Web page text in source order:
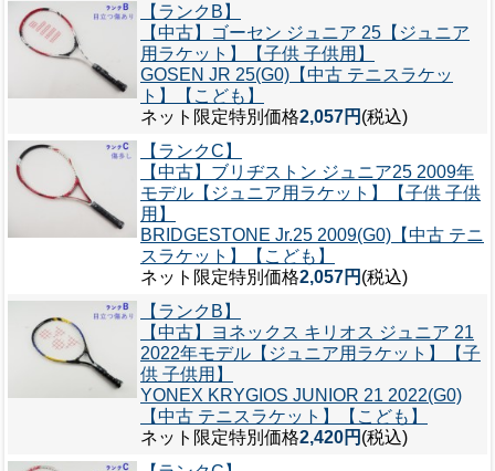
【ランクB】
【中古】ゴーセン ジュニア 25【ジュニア
用ラケット】【子供 子供用】
GOSEN JR 25(G0)【中古 テニスラケッ
ト】【こども】
ネット限定特別価格2,057円 (税込)
【ランクC】
【中古】ブリヂストン ジュニア25 2009年
モデル【ジュニア用ラケット】【子供 子供
用】
BRIDGESTONE Jr.25 2009(G0)【中古 テニ
スラケット】【こども】
ネット限定特別価格2,057円 (税込)
【ランクB】
【中古】ヨネックス キリオス ジュニア 21
2022年モデル【ジュニア用ラケット】【子
供 子供用】
YONEX KRYGIOS JUNIOR 21 2022(G0)
【中古 テニスラケット】【こども】
ネット限定特別価格2,420円 (税込)